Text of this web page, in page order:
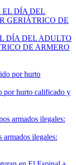
DÍA DEL ADULTO
DE ARMERO
por hurto calificado y
armados ilegales: